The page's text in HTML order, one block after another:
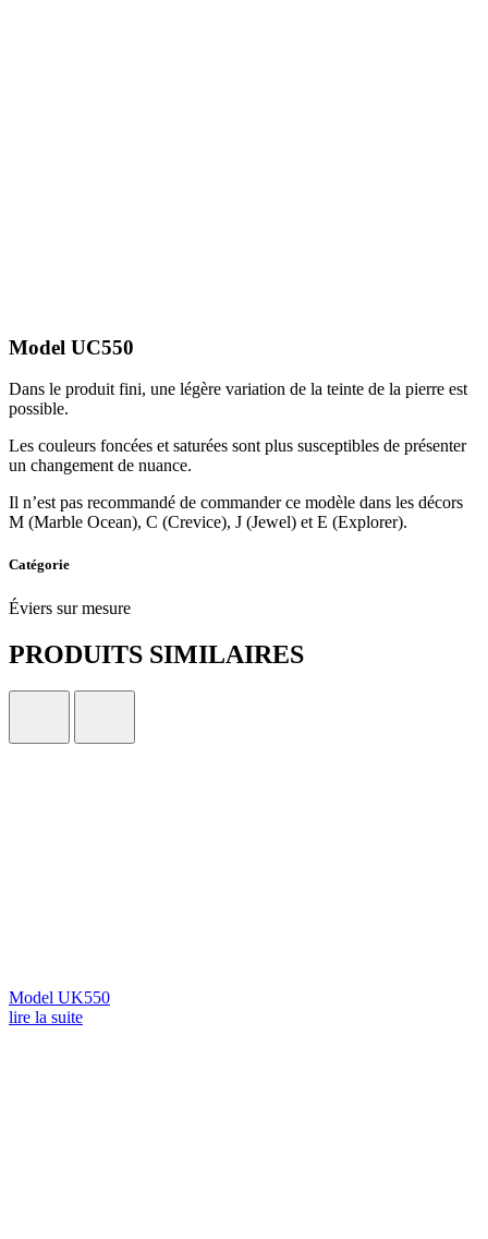
Model UC550
Dans le produit fini, une légère variation de la teinte de la pierre est
possible.
Les couleurs foncées et saturées sont plus susceptibles de présenter
un changement de nuance.
Il n’est pas recommandé de commander ce modèle dans les décors
M (Marble Ocean), C (Crevice), J (Jewel) et E (Explorer).
Catégorie
Éviers sur mesure
PRODUITS SIMILAIRES
Model UK550
lire la suite